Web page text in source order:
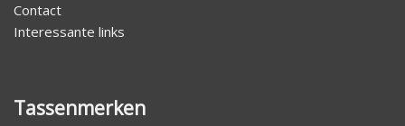
Contact
Interessante links
Tassenmerken